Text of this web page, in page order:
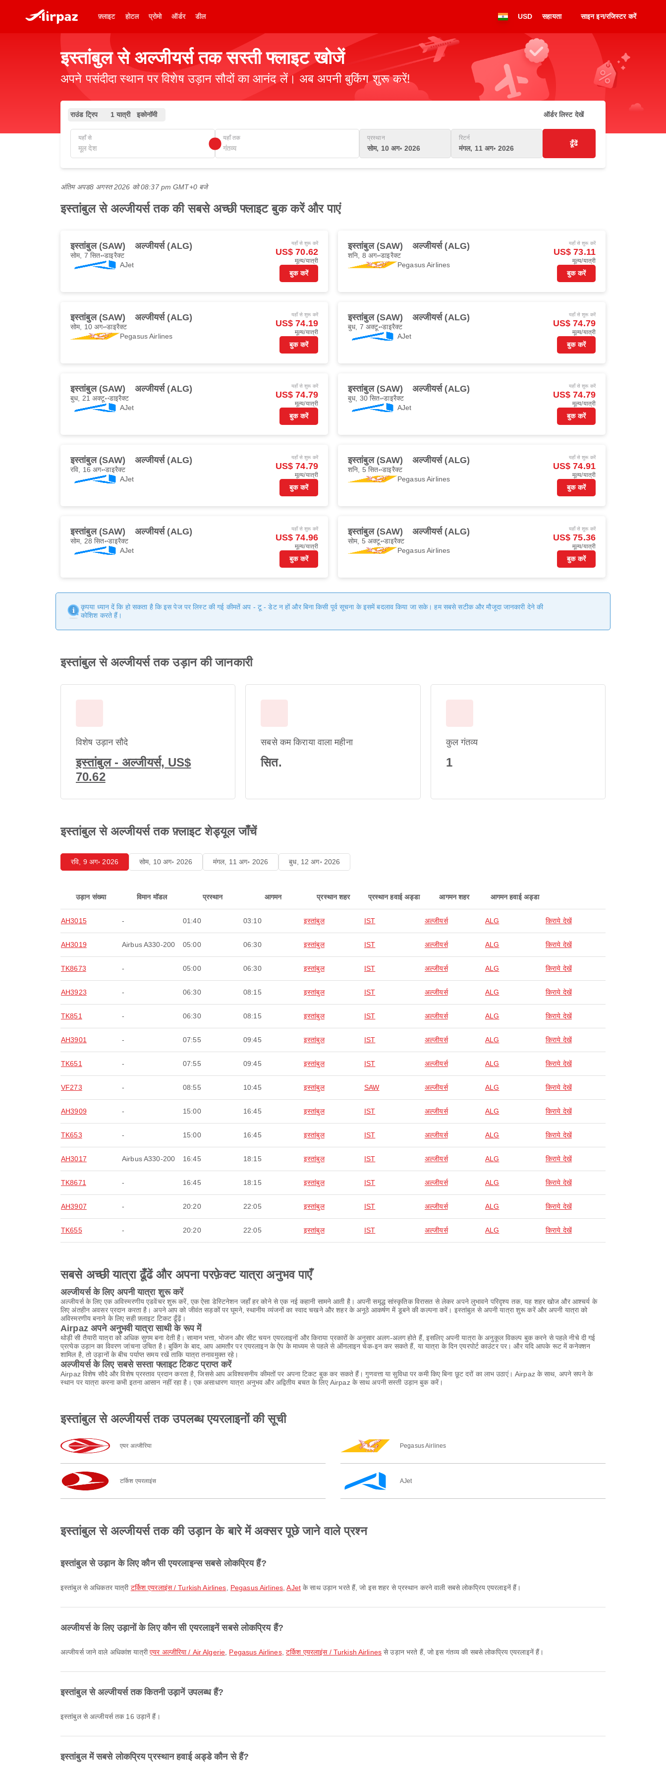
फ़्लाइट होटल प्रोमो ऑर्डर डील USD सहायता साइन इन/रजिस्टर करें
इस्तांबुल से अल्जीयर्स तक सस्ती फ्लाइट खोजें
अपने पसंदीदा स्थान पर विशेष उड़ान सौदों का आनंद लें। अब अपनी बुकिंग शुरू करें!
राउंड ट्रिप 1 यात्री इकोनॉमी ऑर्डर लिस्ट देखें
यहाँ से यहाँ तक प्रस्थान
सोम, 10 अग॰ 2026
रिटर्न
मंगल, 11 अग॰ 2026
ढूँढें
अंतिम अपड8 अगस्त 2026 को 08:37 pm GMT+0 बजे
इस्तांबुल से अल्जीयर्स तक की सबसे अच्छी फ्लाइट बुक करें और पाएं
इस्तांबुल (SAW) अल्जीयर्स (ALG)
सोम, 7 सित॰डाइरैक्ट
AJet
यहाँ से शुरू करें
US$ 70.62
मूल्य/यात्री
बुक करें
इस्तांबुल (SAW) अल्जीयर्स (ALG)
शनि, 8 अग॰डाइरैक्ट
Pegasus Airlines
यहाँ से शुरू करें
US$ 73.11
मूल्य/यात्री
बुक करें
इस्तांबुल (SAW) अल्जीयर्स (ALG)
सोम, 10 अग॰डाइरैक्ट
Pegasus Airlines
यहाँ से शुरू करें
US$ 74.19
मूल्य/यात्री
बुक करें
इस्तांबुल (SAW) अल्जीयर्स (ALG)
बुध, 7 अक्टू॰डाइरैक्ट
AJet
यहाँ से शुरू करें
US$ 74.79
मूल्य/यात्री
बुक करें
इस्तांबुल (SAW) अल्जीयर्स (ALG)
बुध, 21 अक्टू॰ डाइरैक्ट
AJet
यहाँ से शुरू करें
US$ 74.79
मूल्य/यात्री
बुक करें
इस्तांबुल (SAW) अल्जीयर्स (ALG)
बुध, 30 सित॰डाइरैक्ट
AJet
यहाँ से शुरू करें
US$ 74.79
मूल्य/यात्री
बुक करें
इस्तांबुल (SAW) अल्जीयर्स (ALG)
रवि, 16 अग॰डाइरैक्ट
AJet
यहाँ से शुरू करें
US$ 74.79
मूल्य/यात्री
बुक करें
इस्तांबुल (SAW) अल्जीयर्स (ALG)
शनि, 5 सित॰डाइरैक्ट
Pegasus Airlines
यहाँ से शुरू करें
US$ 74.91
मूल्य/यात्री
बुक करें
इस्तांबुल (SAW) अल्जीयर्स (ALG)
सोम, 28 सित॰डाइरैक्ट
AJet
यहाँ से शुरू करें
US$ 74.96
मूल्य/यात्री
बुक करें
इस्तांबुल (SAW) अल्जीयर्स (ALG)
सोम, 5 अक्टू॰डाइरैक्ट
Pegasus Airlines
यहाँ से शुरू करें
US$ 75.36
मूल्य/यात्री
बुक करें
कृपया ध्यान दें कि हो सकता है कि इस पेज पर लिस्ट की गई कीमतें अप - टू - डेट न हों और बिना किसी पूर्व सूचना के इसमें बदलाव किया जा सके। हम सबसे सटीक और मौजूदा जानकारी देने की
कोशिश करते हैं।
इस्तांबुल से अल्जीयर्स तक उड़ान की जानकारी
विशेष उड़ान सौदे
इस्तांबुल - अल्जीयर्स, US$
70.62
सबसे कम किराया वाला महीना
सित.
कुल गंतव्य
1
इस्तांबुल से अल्जीयर्स तक फ़्लाइट शेड्यूल जाँचें
रवि, 9 अग॰ 2026 सोम, 10 अग॰ 2026 मंगल, 11 अग॰ 2026 बुध, 12 अग॰ 2026
उड़ान संख्या विमान मॉडल प्रस्थान आगमन प्रस्थान शहर प्रस्थान हवाई अड्डा आगमन शहर आगमन हवाई अड्डा
AH3015 - 01:40 03:10 इस्तांबुल IST अल्जीयर्स ALG किराये देखें
AH3019 Airbus A330-200 05:00 06:30 इस्तांबुल IST अल्जीयर्स ALG किराये देखें
TK8673 - 05:00 06:30 इस्तांबुल IST अल्जीयर्स ALG किराये देखें
AH3923 - 06:30 08:15 इस्तांबुल IST अल्जीयर्स ALG किराये देखें
TK851 - 06:30 08:15 इस्तांबुल IST अल्जीयर्स ALG किराये देखें
AH3901 - 07:55 09:45 इस्तांबुल IST अल्जीयर्स ALG किराये देखें
TK651 - 07:55 09:45 इस्तांबुल IST अल्जीयर्स ALG किराये देखें
VF273 - 08:55 10:45 इस्तांबुल SAW अल्जीयर्स ALG किराये देखें
AH3909 - 15:00 16:45 इस्तांबुल IST अल्जीयर्स ALG किराये देखें
TK653 - 15:00 16:45 इस्तांबुल IST अल्जीयर्स ALG किराये देखें
AH3017 Airbus A330-200 16:45 18:15 इस्तांबुल IST अल्जीयर्स ALG किराये देखें
TK8671 - 16:45 18:15 इस्तांबुल IST अल्जीयर्स ALG किराये देखें
AH3907 - 20:20 22:05 इस्तांबुल IST अल्जीयर्स ALG किराये देखें
TK655 - 20:20 22:05 इस्तांबुल IST अल्जीयर्स ALG किराये देखें
सबसे अच्छी यात्रा ढूँढें और अपना परफ़ेक्ट यात्रा अनुभव पाएँ
अल्जीयर्स के लिए अपनी यात्रा शुरू करें
अल्जीयर्स के लिए एक अविस्मरणीय एडवेंचर शुरू करें, एक ऐसा डेस्टिनेशन जहाँ हर कोने से एक नई कहानी सामने आती है। अपनी समृद्ध सांस्कृतिक विरासत से लेकर अपने लुभावने परिदृश्य तक, यह शहर खोज और आश्चर्य के
लिए अंतहीन अवसर प्रदान करता है। अपने आप को जीवंत सड़कों पर घूमने, स्थानीय व्यंजनों का स्वाद चखने और शहर के अनूठे आकर्षण में डूबने की कल्पना करें। इस्तांबुल से अपनी यात्रा शुरू करें और अपनी यात्रा को
अविस्मरणीय बनाने के लिए सही फ़्लाइट टिकट ढूँढ़ें।
Airpaz अपने अनुभवी यात्रा साथी के रूप में
थोड़ी सी तैयारी यात्रा को अधिक सुगम बना देती है। सामान भत्ता, भोजन और सीट चयन एयरलाइनों और किराया प्रकारों के अनुसार अलग-अलग होते हैं, इसलिए अपनी यात्रा के अनुकूल विकल्प बुक करने से पहले नीचे दी गई
प्रत्येक उड़ान का विवरण जांचना उचित है। बुकिंग के बाद, आप आमतौर पर एयरलाइन के ऐप के माध्यम से पहले से ऑनलाइन चेक-इन कर सकते हैं, या यात्रा के दिन एयरपोर्ट काउंटर पर। और यदि आपके रूट में कनेक्शन
शामिल है, तो उड़ानों के बीच पर्याप्त समय रखें ताकि यात्रा तनावमुक्त रहे।
अल्जीयर्स के लिए सबसे सस्ता फ्लाइट टिकट प्राप्त करें
Airpaz विशेष सौदे और विशेष प्रस्ताव प्रदान करता है, जिससे आप अविश्वसनीय कीमतों पर अपना टिकट बुक कर सकते हैं। गुणवत्ता या सुविधा पर कमी किए बिना छूट दरों का लाभ उठाएं। Airpaz के साथ, अपने सपने के
स्थान पर यात्रा करना कभी इतना आसान नहीं रहा है। एक असाधारण यात्रा अनुभव और अद्वितीय बचत के लिए Airpaz के साथ अपनी सस्ती उड़ान बुक करें।
इस्तांबुल से अल्जीयर्स तक उपलब्ध एयरलाइनों की सूची
एयर अल्जीरिया Pegasus Airlines
टर्किश एयरलाइंस AJet
इस्तांबुल से अल्जीयर्स तक की उड़ान के बारे में अक्सर पूछे जाने वाले प्रश्न
इस्तांबुल से उड़ान के लिए कौन सी एयरलाइन्स सबसे लोकप्रिय हैं?
इस्तांबुल से अधिकतर यात्री टर्किश एयरलाइंस / Turkish Airlines Pegasus Airlines ,AJetके साथ उड़ान भरते हैं, जो इस शहर से प्रस्थान करने वाली सबसे लोकप्रिय एयरलाइनें हैं।
अल्जीयर्स के लिए उड़ानों के लिए कौन सी एयरलाइनें सबसे लोकप्रिय हैं?
अल्जीयर्स जाने वाले अधिकांश यात्रीएयर अल्जीरिया / Air Algerie Pegasus Airlines, टर्किश एयरलाइंस / Turkish Airlines से उड़ान भरते हैं, जो इस गंतव्य की सबसे लोकप्रिय एयरलाइनें हैं।
इस्तांबुल से अल्जीयर्स तक कितनी उड़ानें उपलब्ध हैं?
इस्तांबुल से अल्जीयर्स तक 16 उड़ानें हैं।
इस्तांबुल में सबसे लोकप्रिय प्रस्थान हवाई अड्डे कौन से हैं?